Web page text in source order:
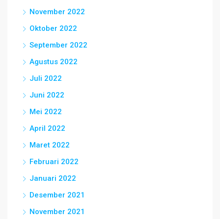
November 2022
Oktober 2022
September 2022
Agustus 2022
Juli 2022
Juni 2022
Mei 2022
April 2022
Maret 2022
Februari 2022
Januari 2022
Desember 2021
November 2021